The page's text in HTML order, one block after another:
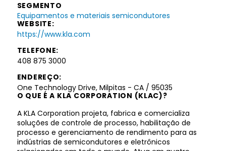
SEGMENTO
Equipamentos e materiais semicondutores
WEBSITE:
https://www.kla.com
TELEFONE:
408 875 3000
ENDEREÇO:
One Technology Drive, Milpitas - CA / 95035
O QUE É A KLA CORPORATION (KLAC)?
A KLA Corporation projeta, fabrica e comercializa
soluções de controle de processo, habilitação de
processo e gerenciamento de rendimento para as
indústrias de semicondutores e eletrônicos